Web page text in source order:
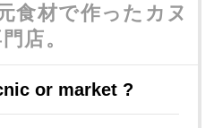
材で作ったカヌ
店。
or market ?